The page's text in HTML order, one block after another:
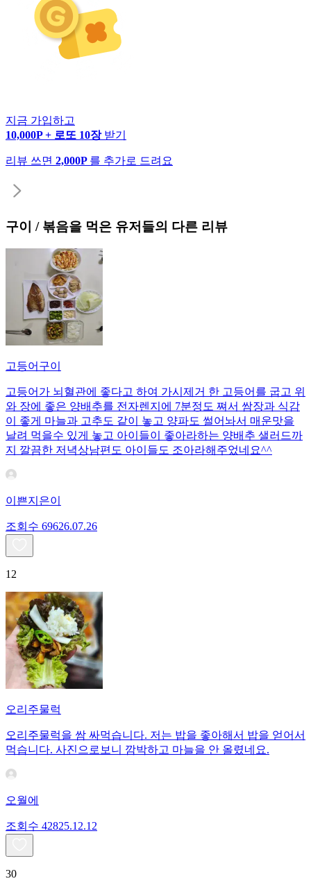
지금 가입하고
10,000P + 로또 10장 받기
리뷰 쓰면 2,000P 를 추가로 드려요
구이 / 볶음을 먹은 유저들의 다른 리뷰
고등어구이
고등어가 뇌혈관에 좋다고 하여 가시제거 한 고등어를 굽고 위
와 장에 좋은 양배추를 전자렌지에 7분정도 쪄서 쌈장과 식감
이 좋게 마늘과 고추도 같이 놓고 양파도 썰어놔서 매운맛을
날려 먹을수 있게 놓고 아이들이 좋아라하는 양배추 샐러드까
지 깔끔한 저녁상남편도 아이들도 조아라해주었네요^^
이쁜지은이
조회수 69626.07.26
12
오리주물럭
오리주물럭을 쌈 싸먹습니다. 저는 밥을 좋아해서 밥을 얻어서
먹습니다. 사진으로보니 깜박하고 마늘을 안 올렸네요.
오월에
조회수 42825.12.12
30